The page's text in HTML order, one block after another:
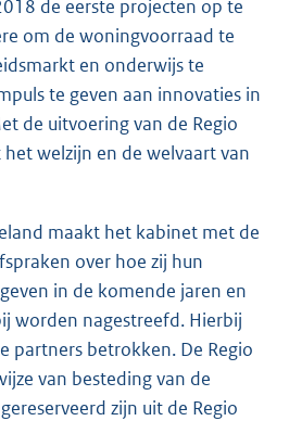
de eerste projecten op te
om de woningvoorraad te
en onderwijs te
te geven aan innovaties in
de uitvoering van de Regio
welzijn en de welvaart van
maakt het kabinet met de
over hoe zij hun
in de komende jaren en
worden nagestreefd. Hierbij
partners betrokken. De Regio
van besteding van de
zijn uit de Regio